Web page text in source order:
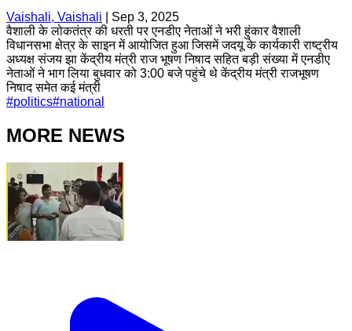
Vaishali, Vaishali
Sep 3, 2025
वैशाली के लोकतंत्र की धरती पर एनडीए नेताओं ने भरी हुंकार वैशाली
विधानसभा क्षेत्र के साइन में आयोजित हुआ जिसमें जदयू के कार्यकारी राष्ट्रीय
अध्यक्ष संजय झा केंद्रीय मंत्री राज भूषण निषाद सहित बड़ी संख्या में एनडीए
नेताओं ने भाग लिया बुधवार को 3:00 बजे पहुंचे थे केंद्रीय मंत्री राजभूषण
निषाद समेत कई मंत्री
#politics#national
MORE NEWS